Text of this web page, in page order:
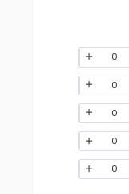
0
0
0
0
0